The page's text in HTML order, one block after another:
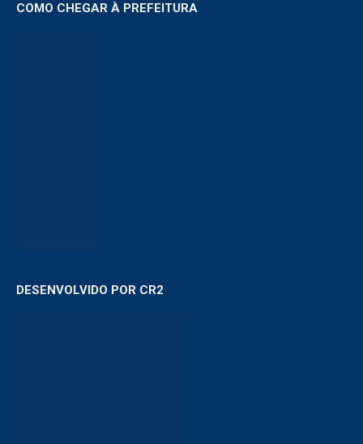
COMO CHEGAR À PREFEITURA
DESENVOLVIDO POR CR2